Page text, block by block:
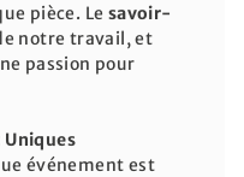
pièce. Le savoir-
notre travail, et
passion pour
Uniques
événement est